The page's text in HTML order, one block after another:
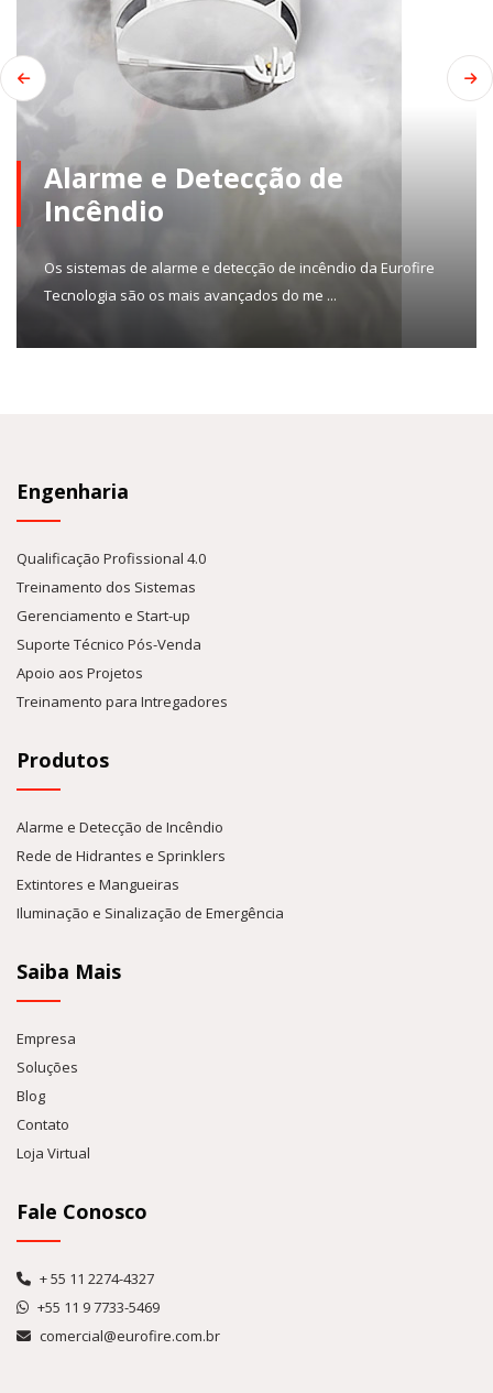
Alarme e Detecção de
Incêndio
Os sistemas de alarme e detecção de incêndio da Eurofire
Tecnologia são os mais avançados do me ...
Engenharia
Qualificação Profissional 4.0
Treinamento dos Sistemas
Gerenciamento e Start-up
Suporte Técnico Pós-Venda
Apoio aos Projetos
Treinamento para Intregadores
Produtos
Alarme e Detecção de Incêndio
Rede de Hidrantes e Sprinklers
Extintores e Mangueiras
Iluminação e Sinalização de Emergência
Saiba Mais
Empresa
Soluções
Blog
Contato
Loja Virtual
Fale Conosco
+ 55 11 2274-4327
+55 11 9 7733-5469
comercial@eurofire.com.br